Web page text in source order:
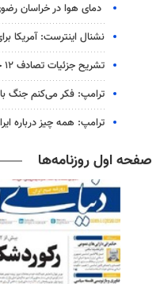
دمای هوا در خراسان رضوی ۴ درجه افزایش می
نشنال اینترست: آمریکا
تشریح جزئیات تصادف ۱۲ خودرو با ۱۹ مصدوم
ترامپ: فکر می‌کنم جنگ با
ترامپ: همه چیز درباره
صفحه اول روزنامه‌ها